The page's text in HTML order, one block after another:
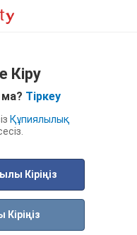
Кіру
Тіркеу
Құпиялылық
Кіріңіз